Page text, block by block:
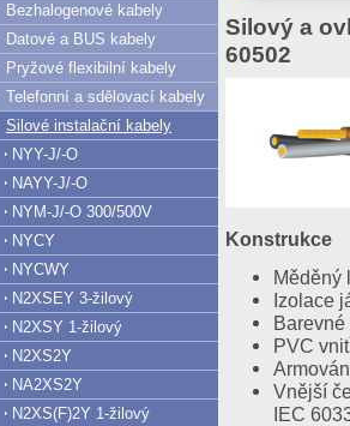
Silový a
60502
Konstrukce
Měděný
Izolace
PVC
Vnější
IEC
Bezhalogenové kabely
Datové a BUS kabely
Pryžové flexibilní kabely
Telefonní a sdělovací kabely
Silové instalační kabely
NYY-J/-O
NAYY-J/-O
NYM-J/-O 300/500V
NYCY
NYCWY
N2XSEY 3-žilový
N2XSY 1-žilový
N2XS2Y
NA2XS2Y
N2XS(F)2Y 1-žilový